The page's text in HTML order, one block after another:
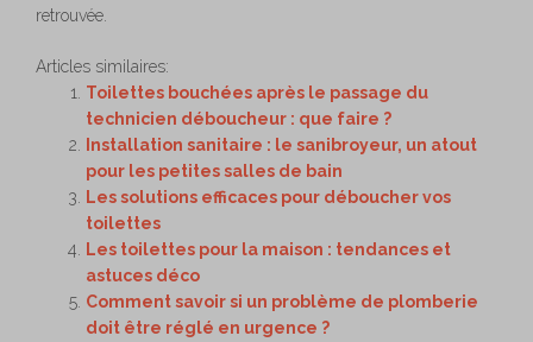
retrouvée.
Articles similaires:
Toilettes bouchées après le passage du
technicien déboucheur : que faire ?
Installation sanitaire : le sanibroyeur, un atout
pour les petites salles de bain
Les solutions efficaces pour déboucher vos
toilettes
Les toilettes pour la maison : tendances et
astuces déco
Comment savoir si un problème de plomberie
doit être réglé en urgence ?